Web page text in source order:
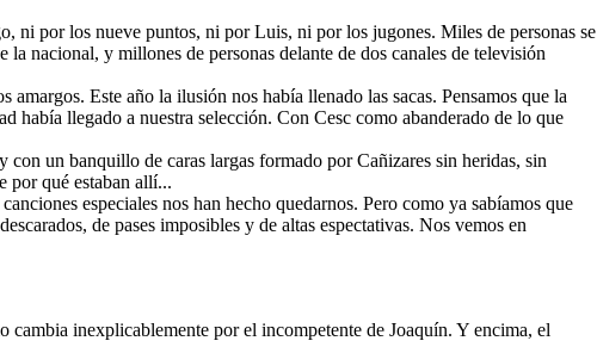
ni por los nueve puntos, ni por Luis, ni por los jugones. Miles de personas se
nacional, y millones de personas delante de dos canales de televisión
Este año la ilusión nos había llenado las sacas. Pensamos que la
había llegado a nuestra selección. Con Cesc como abanderado de lo que
un banquillo de caras largas formado por Cañizares sin heridas, sin
por qué estaban allí...
especiales nos han hecho quedarnos. Pero como ya sabíamos que
de pases imposibles y de altas espectativas. Nos vemos en
inexplicablemente por el incompetente de Joaquín. Y encima, el